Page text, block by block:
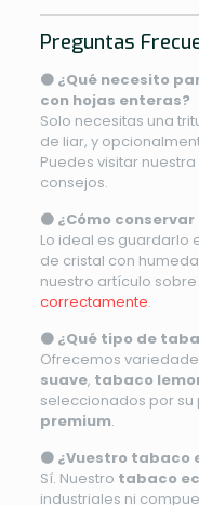
Preguntas
🟤 ¿Qué necesito
con hojas enteras?
Solo necesitas una
de liar, y
Puedes visitar
consejos.
🟤 ¿Cómo
Lo ideal es guardarlo
de cristal con
nuestro artículo sobre
correctamente.
🟤 ¿Qué tipo de
Ofrecemos
suave, tabaco
seleccionados por
premium.
🟤 ¿Vuestro tabaco
Sí. Nuestro tabaco
industriales ni